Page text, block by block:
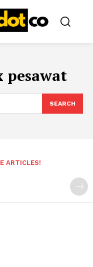
pesawat
SEARCH
ARTICLES!